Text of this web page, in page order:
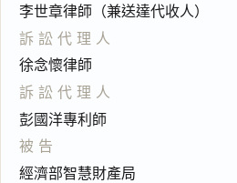
李世章律師（兼送達代收人）
訴訟代理人
徐念懷律師
訴訟代理人
彭國洋專利師
被告
經濟部智慧財產局